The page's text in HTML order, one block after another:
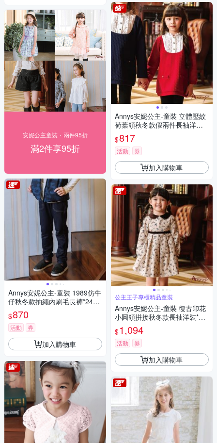
安妮公主童裝・兩件95折
滿2件享95折
Annys安妮公主-童裝 1989仿牛
仔秋冬款抽繩內刷毛長褲*2496
藍色
$870
活動 券
加入購物車
Annys安妮公主-童裝 立體壓紋
荷葉領秋冬款假兩件長袖洋裝*
2642紅色
$817
活動 券
加入購物車
公主王子專櫃精品童裝
Annys安妮公主-童裝 復古印花
小圓領拼接秋冬款長袖洋裝*22
56卡其
$1,094
活動 券
加入購物車